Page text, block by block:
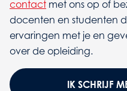
contact met ons op of
docenten en studenten
ervaringen met je en
over de opleiding.
IK SCHRIJF